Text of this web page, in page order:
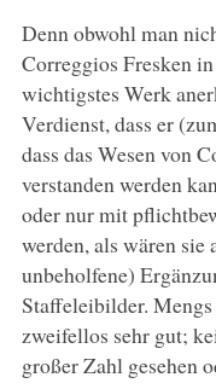
Denn obwohl man
Correggios Fresken
wichtigstes Werk
Verdienst, dass er
dass das Wesen von
verstanden werden
oder nur mit
werden, als wären sie
unbeholfene)
Staffeleibilder.
zweifellos sehr gut;
großer Zahl gesehen